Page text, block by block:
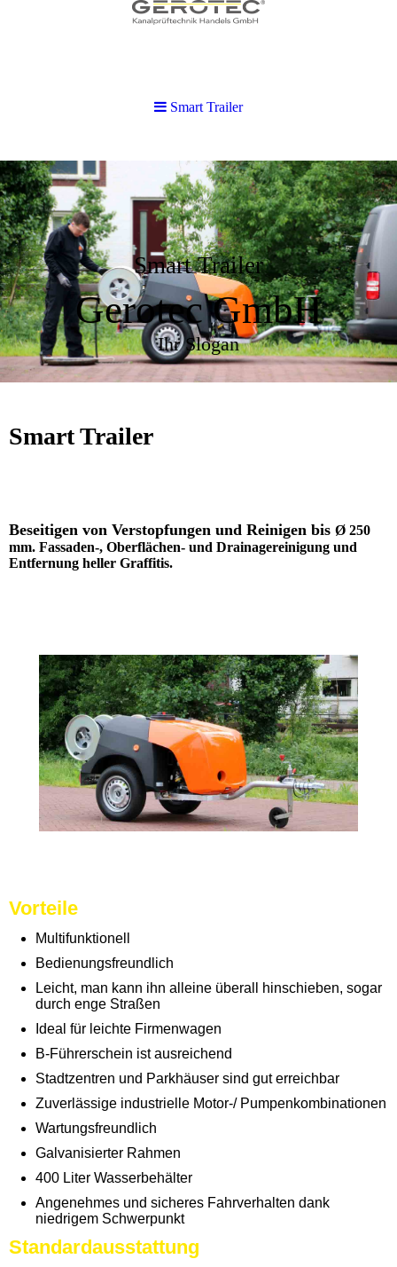
Smart Trailer
Gerotec GmbH
Ihr Slogan
Smart Trailer
Beseitigen von Verstopfungen und Reinigen bis Ø 250
mm. Fassaden-, Oberflächen- und Drainagereinigung und
Entfernung heller Graffitis.
Vorteile
Multifunktionell
Bedienungsfreundlich
Leicht, man kann ihn alleine überall
hinschieben, sogar
durch enge Straßen
Ideal für leichte Firmenwagen
B-Führerschein ist ausreichend
Stadtzentren und Parkhäuser sind guterreichbar
Zuverlässige industrielle Motor-/ Pumpenkombinationen
Wartungsfreundlich
Galvanisierter Rahmen
400 Liter Wasserbehälter
Angenehmes und sicheres Fahrverhalten dank
niedrigem Schwerpunkt
Standardausstattung
Smart Trailer